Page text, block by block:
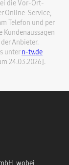
die Vor-Ort-
Online-Service,
Telefon und per
Kundenaussagen
Anbieter.
untern-tv.de
24.03.2026].
, wobei